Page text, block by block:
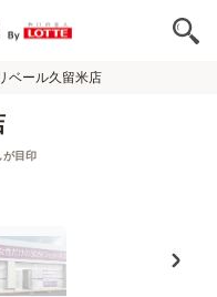
ベール久留米店
が目印